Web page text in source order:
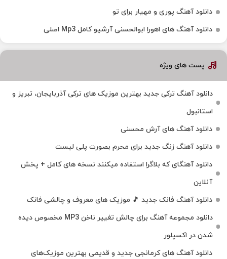
دانلود آهنگ پوری و مهیار برای تو
دانلود آهنگ های اهورا ابوالحسنی آرشیو کامل Mp3 اصلی
پست های ویژه
دانلود آهنگ ترکی جدید بهترین موزیک‌ های ترکی آذربایجان، تبریز و
استانبول
دانلود آهنگ های آرش محسنی
دانلود آهنگ زنگ جدید برای محرم بصورت پلی لیست
دانلود آهنگای که بلاگرا استفاده میکنند نسخه های کامل + پخش
آنلاین
دانلود آهنگ فانک جدید 🎵 موزیک‌ های معروف و چالشی فانک
دانلود مجموعه آهنگ برای چالش تغییر ناخن MP3 مخصوص دیده
شدن در اکسپلور
دانلود آهنگ‌ های کرمانجی جدید و قدیمی بهترین موزیک‌های